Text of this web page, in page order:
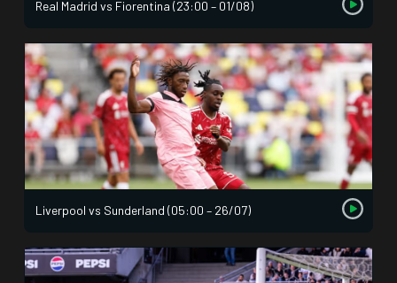
Real Madrid vs Fiorentina (23:00 – 01/08)
Liverpool vs Sunderland (05:00 – 26/07)